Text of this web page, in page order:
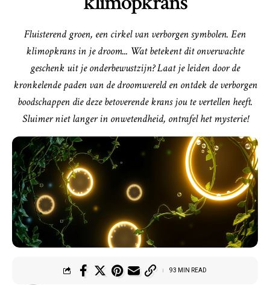
Fluisterend groen, een cirkel van verborgen symbolen. Een
klimopkrans in je droom... Wat betekent dit onverwachte
geschenk uit je onderbewustzijn? Laat je leiden door de
kronkelende paden van de droomwereld en ontdek de verborgen
boodschappen die deze betoverende krans jou te vertellen heeft.
Sluimer niet langer in onwetendheid, ontrafel het mysterie!
93 MIN READ